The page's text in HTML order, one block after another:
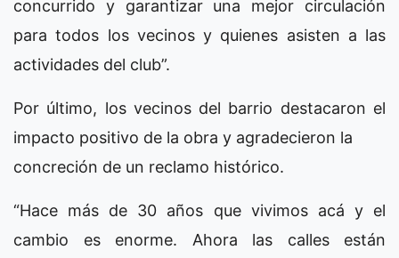
concurrido y garantizar una mejor circulación
para todos los vecinos y quienes asisten a las
actividades del club”.
Por último, los vecinos del barrio destacaron el
impacto positivo de la obra y agradecieron la
concreción de un reclamo histórico.
“Hace más de 30 años que vivimos acá y el
cambio es enorme. Ahora las calles están